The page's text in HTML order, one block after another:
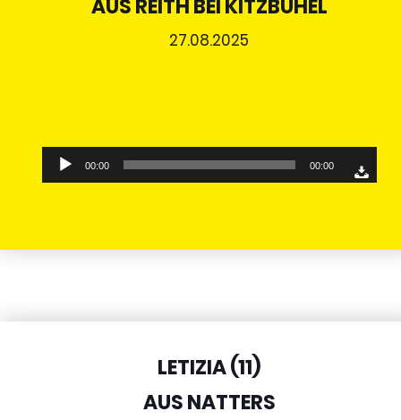
AUS REITH BEI KITZBÜHEL
27.08.2025
Audio-
Player
00:00 00:00
LETIZIA (11)
AUS NATTERS